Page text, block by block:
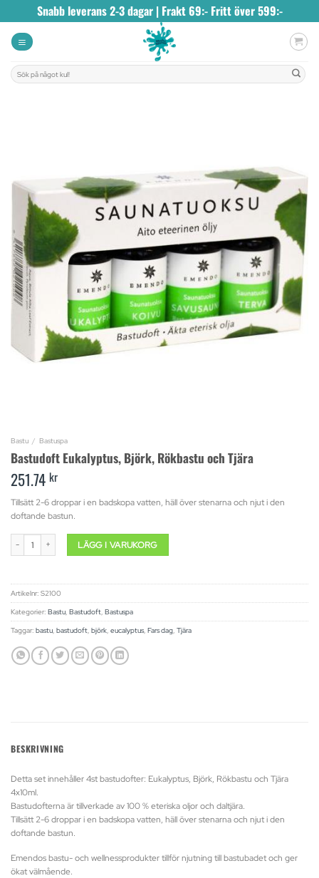
to
content
Snabb leverans 2-3 dagar | Frakt 69:- Fritt över 599:-
Sök
efter:
Bastu / Bastuspa
Bastudoft Eukalyptus, Björk, Rökbastu och Tjära
251.74 kr
Tillsätt 2-6 droppar i en badskopa vatten, häll över stenarna och njut i den
doftande bastun.
Bastudoft Eukalyptus, Björk, Rökbastu och Tjära mängd
LÄGG I VARUKORG
Artikelnr: S2100
Kategorier: Bastu, Bastudoft, Bastuspa
Taggar: bastu, bastudoft, björk, eucalyptus, Fars dag, Tjära
BESKRIVNING
Detta set innehåller 4st bastudofter: Eukalyptus, Björk, Rökbastu och Tjära
4x10ml.
Bastudofterna är tillverkade av 100 % eteriska oljor och daltjära.
Tillsätt 2-6 droppar i en badskopa vatten, häll över stenarna och njut i den
doftande bastun.
Emendos bastu- och wellnessprodukter tillför njutning till bastubadet och ger
ökat välmående.